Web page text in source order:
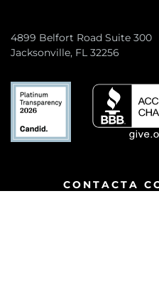
4899 Belfort Road Suite 300
Jacksonville, FL 32256
CONTACTA